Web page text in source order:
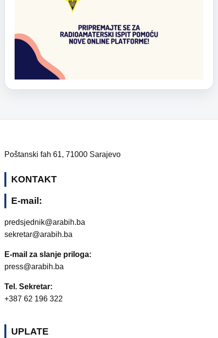
Poštanski fah 61, 71000 Sarajevo
KONTAKT
E-mail:
predsjednik@arabih.ba
sekretar@arabih.ba
E-mail za slanje priloga:
press@arabih.ba
Tel. Sekretar:
+387 62 196 322
UPLATE